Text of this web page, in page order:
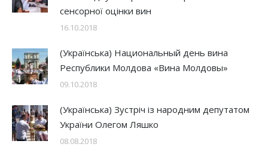
сенсорної оцінки вин
16.10.2018
(Українська) Национальный день вина
Республики Молдова «Вина Молдовы»
09.10.2018
(Українська) Зустріч із народним депутатом
України Олегом Ляшко
08.08.2018